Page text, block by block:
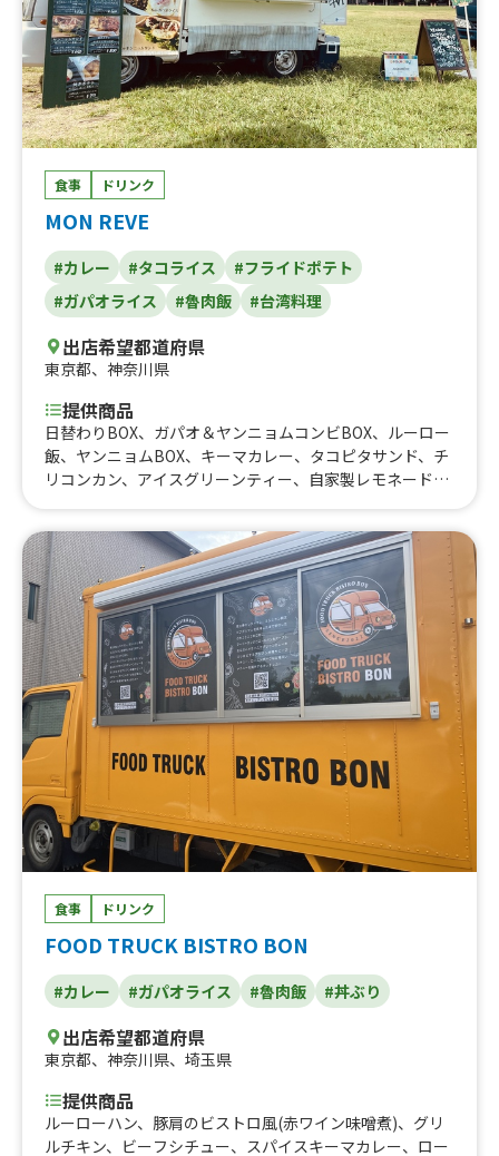
食事 ドリンク
MON REVE
#カレー #タコライス
#フライドポテト
#ガパオライス
#魯肉飯 #台湾料理
出店希望都道府県
東京都、 神奈川県
提供商品
日替わりBOX、ガパオ＆ヤンニョムコンビBOX、ルーロー
飯、ヤンニョムBOX、キーマカレー、タコピタサンド、チ
リコンカン、アイスグリーンティー、自家製レモネード、
イス、ソイガパオライス
食事 ドリンク
FOOD TRUCK BISTRO BON
#カレー #ガパオライス #魯肉飯 #丼ぶり
出店希望都道府県
東京都、 神奈川県、 埼玉県
提供商品
ルーローハン、豚肩のビストロ風(赤ワイン味噌煮)、グリ
ルチキン、ビーフシチュー、スパイスキーマカレー、ロー